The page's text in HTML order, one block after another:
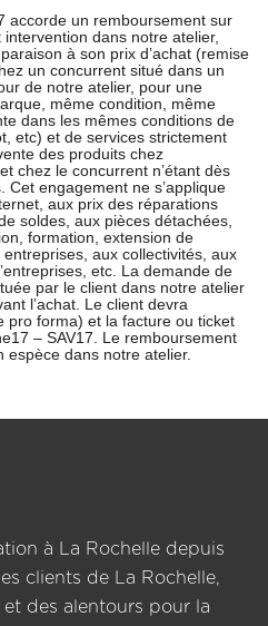
accorde un remboursement sur
dans notre atelier,
à son prix d’achat (remise
un concurrent situé dans un
de notre atelier, pour une
même condition, même
dans les mêmes conditions de
etc) et de services strictement
des produits chez
chez le concurrent n’étant dès
Cet engagement ne s’applique
aux prix des réparations
soldes, aux pièces détachées,
formation, extension de
aux collectivités, aux
etc. La demande de
par le client dans notre atelier
l’achat. Le client devra
pro forma) et la facture ou ticket
– SAV17. Le remboursement
espèce dans notre atelier.
à La Rochelle depuis
clients de La Rochelle,
des alentours pour la